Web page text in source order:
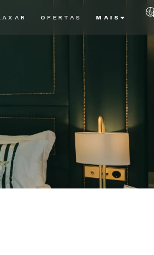
OFERTAS MAIS